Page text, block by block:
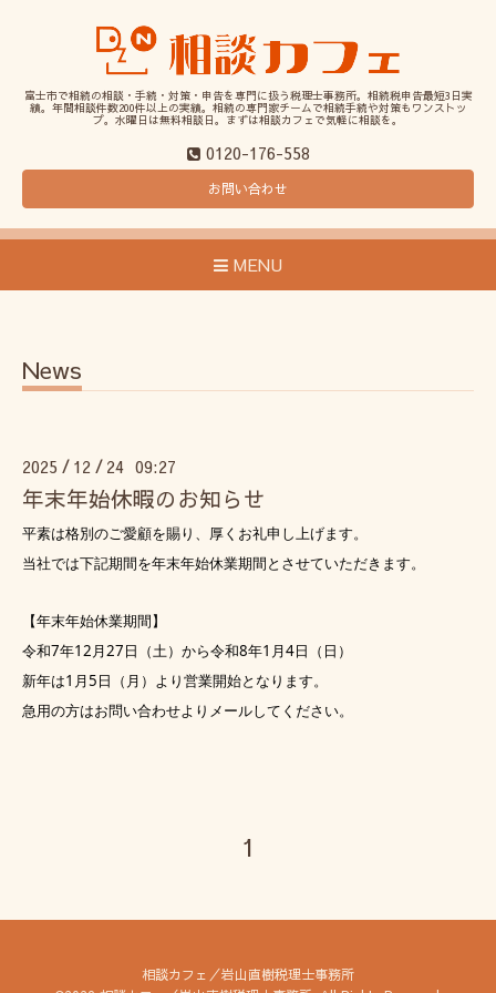
富士市で相続の相談・手続・対策・申告を専門に扱う税理士事務所。相続税申告最短3日実
績。年間相談件数200件以上の実績。相続の専門家チームで相続手続や対策もワンストッ
プ。水曜日は無料相談日。まずは相談カフェで気軽に相談を。
0120-176-558
お問い合わせ
MENU
News
2025 / 12 / 24 09:27
年末年始休暇のお知らせ
平素は格別のご愛顧を賜り、厚くお礼申し上げます。
当社では下記期間を年末年始休業期間とさせていただきます。
【年末年始休業期間】
令和7年12月27日（土）から令和8年1月4日（日）
新年は1月5日（月）より営業開始となります。
急用の方はお問い合わせよりメールしてください。
1
相談カフェ／岩山直樹税理士事務所